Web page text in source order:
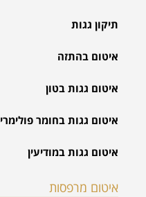
תיקון גגות
איטום בהתזה
איטום גגות בטון
איטום גגות בחומר פולימרי
איטום גגות במודיעין
איטום מרפסות